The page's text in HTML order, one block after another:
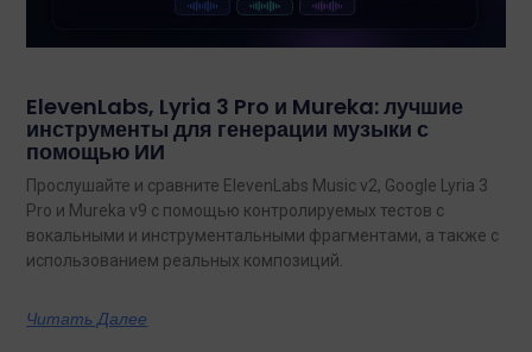
ElevenLabs, Lyria 3 Pro и Mureka: лучшие
инструменты для генерации музыки с
помощью ИИ
Прослушайте и сравните ElevenLabs Music v2, Google Lyria 3
Pro и Mureka v9 с помощью контролируемых тестов с
вокальными и инструментальными фрагментами, а также с
использованием реальных композиций.
Читать Далее